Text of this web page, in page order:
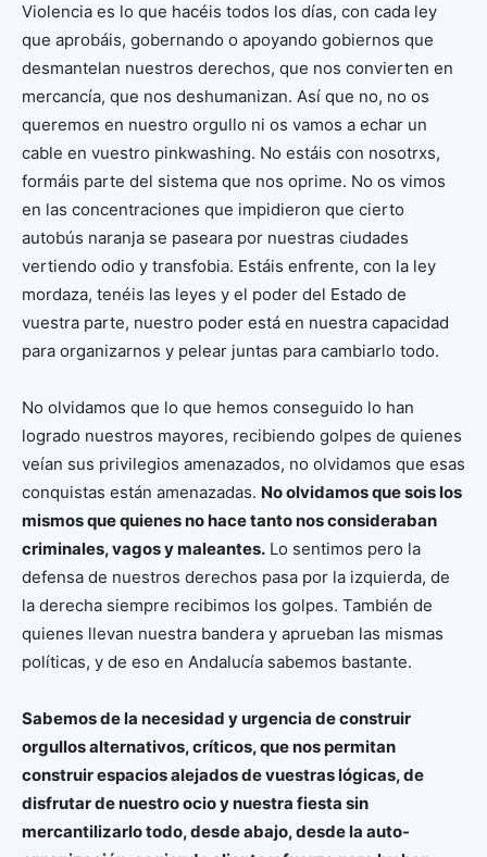
Violencia es lo que hacéis todos los días, con cada ley
que aprobáis, gobernando o apoyando gobiernos que
desmantelan nuestros derechos, que nos convierten en
mercancía, que nos deshumanizan. Así que no, no os
queremos en nuestro orgullo ni os vamos a echar un
cable en vuestro pinkwashing. No estáis con nosotrxs,
formáis parte del sistema que nos oprime. No os vimos
en las concentraciones que impidieron que cierto
autobús naranja se paseara por nuestras ciudades
vertiendo odio y transfobia. Estáis enfrente, con la ley
mordaza, tenéis las leyes y el poder del Estado de
vuestra parte, nuestro poder está en nuestra capacidad
para organizarnos y pelear juntas para cambiarlo todo.
No olvidamos que lo que hemos conseguido lo han
logrado nuestros mayores, recibiendo golpes de quienes
veían sus privilegios amenazados, no olvidamos que esas
conquistas están amenazadas. No olvidamos que sois los
mismos que quienes no hace tanto nos consideraban
criminales, vagos y maleantes. Lo sentimos pero la
defensa de nuestros derechos pasa por la izquierda, de
la derecha siempre recibimos los golpes. También de
quienes llevan nuestra bandera y aprueban las mismas
políticas, y de eso en Andalucía sabemos bastante.
Sabemos de la necesidad y urgencia de construir
orgullos alternativos, críticos, que nos permitan
construir espacios alejados de vuestras lógicas, de
disfrutar de nuestro ocio y nuestra fiesta sin
mercantilizarlo todo, desde abajo, desde la auto-